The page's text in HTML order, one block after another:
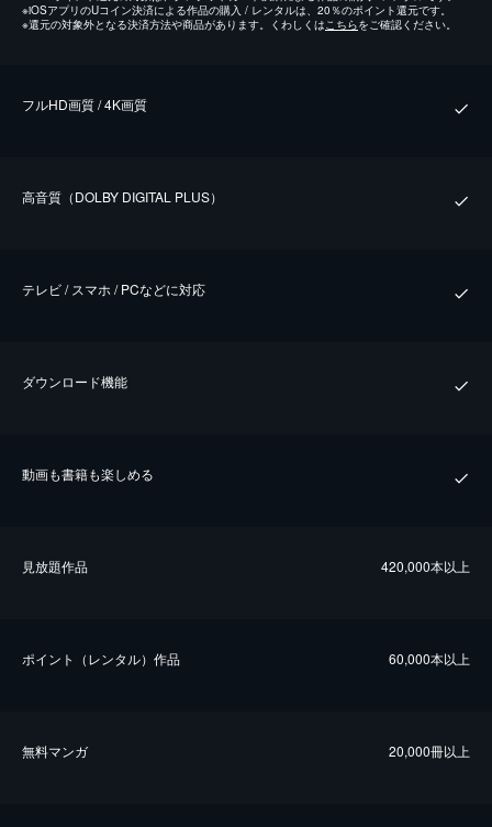
※iOSアプリのUコイン決済による作品の購入 / レンタルは、20％のポイント還元です。
※還元の対象外となる決済方法や商品があります。くわしくは こちらをご確認ください。
フルHD画質 / 4K画質
⾼⾳質（DOLBY DIGITAL PLUS）
テレビ / スマホ / PCなどに対応
ダウンロード機能
動画も書籍も楽しめる
⾒放題作品 420,000本以上
ポイント（レンタル）作品 60,000本以上
無料マンガ 20,000冊以上